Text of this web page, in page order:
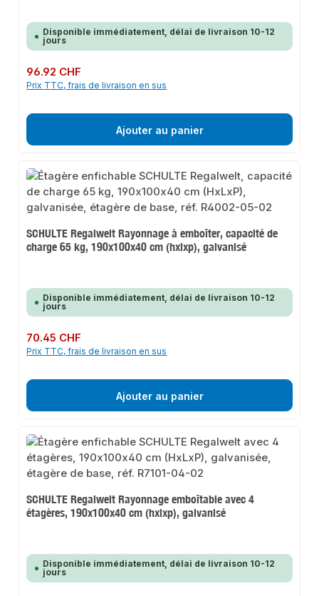
Disponible immédiatement, délai de livraison 10-12
jours
Prix régulier :
96.92 CHF
Prix TTC, frais de livraison en sus
Ajouter au panier
SCHULTE Regalwelt Rayonnage à emboîter, capacité de
charge 65 kg, 190x100x40 cm (hxlxp), galvanisé
Disponible immédiatement, délai de livraison 10-12
jours
Prix régulier :
70.45 CHF
Prix TTC, frais de livraison en sus
Ajouter au panier
SCHULTE Regalwelt Rayonnage emboîtable avec 4
étagères, 190x100x40 cm (hxlxp), galvanisé
Disponible immédiatement, délai de livraison 10-12
jours